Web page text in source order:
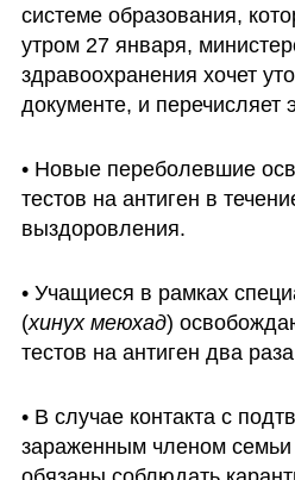
системе образования,
утром 27 января,
здравоохранения хочет
документе, и перечисляет
• Новые переболевшие
тестов на антиген в
выздоровления.
• Учащиеся в рамках
(хинух меюхад)
тестов на антиген два
• В случае контакта с
зараженным членом